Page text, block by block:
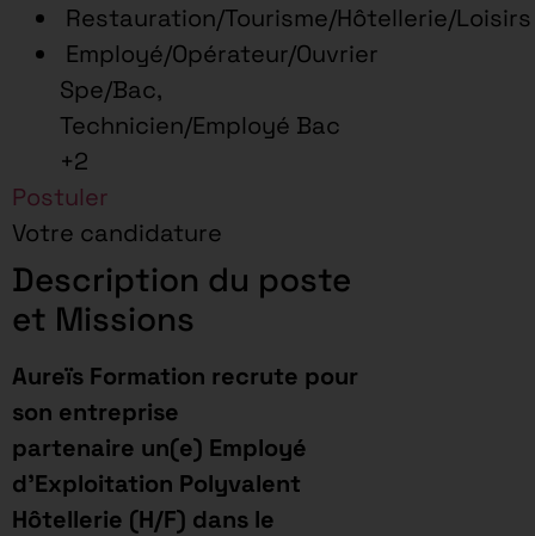
Restauration/Tourisme/Hôtellerie/Loisirs
Employé/Opérateur/Ouvrier
Spe/Bac,
Technicien/Employé Bac
+2
Postuler
Votre candidature
Description du poste
et Missions
Aureïs Formation recrute pour
son entreprise
partenaire un(e) Employé
d’Exploitation Polyvalent
Hôtellerie (H/F) dans le